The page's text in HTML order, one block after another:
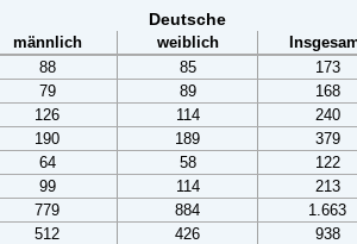
Deutsche
männlich weiblich
88 85
173
79 89
168
126 114
240
190 189
379
64 58
122
99 114
213
779 884
1.663
512 426
938